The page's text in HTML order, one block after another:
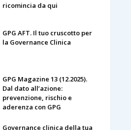
ricomincia da qui
GPG AFT. Il tuo cruscotto per
la Governance Clinica
GPG Magazine 13 (12.2025).
Dal dato all’azione:
prevenzione, rischio e
aderenza con GPG
Governance clinica della tua